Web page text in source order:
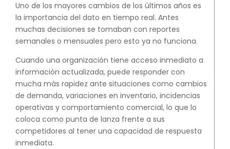
Uno de los mayores cambios de los últimos años es
la importancia del dato en tiempo real. Antes
muchas decisiones se tomaban con reportes
semanales o mensuales pero esto ya no funciona.
Cuando una organización tiene acceso inmediato a
información actualizada, puede responder con
mucha más rapidez ante situaciones como cambios
de demanda, variaciones en inventario, incidencias
operativas y comportamiento comercial, lo que lo
coloca como punta de lanza frente a sus
competidores al tener una capacidad de respuesta
inmediata.